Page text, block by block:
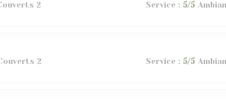
2 Service : 5/5
2 Service : 5/5